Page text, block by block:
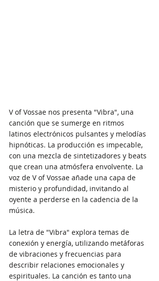
V of Vossae nos presenta "Vibra", una
canción que se sumerge en ritmos
latinos electrónicos pulsantes y melodías
hipnóticas. La producción es impecable,
con una mezcla de sintetizadores y beats
que crean una atmósfera envolvente. La
voz de V of Vossae añade una capa de
misterio y profundidad, invitando al
oyente a perderse en la cadencia de la
música.
La letra de "Vibra" explora temas de
conexión y energía, utilizando metáforas
de vibraciones y frecuencias para
describir relaciones emocionales y
espirituales. La canción es tanto una